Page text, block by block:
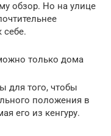
обзор. Но на улице
только дома
для того, чтобы
положения в
его из кенгуру.